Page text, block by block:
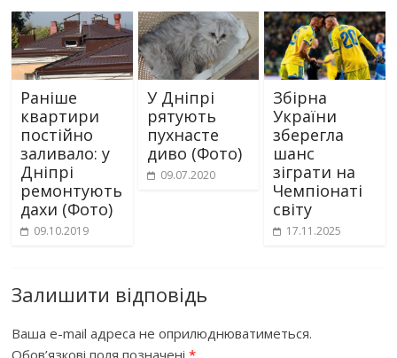
Раніше
квартири
постійно
заливало: у
Дніпрі
ремонтують
дахи (Фото)
09.10.2019
У Дніпрі
рятують
пухнасте
диво (Фото)
09.07.2020
Збірна
України
зберегла
шанс
зіграти на
Чемпіонаті
світу
17.11.2025
Залишити відповідь
Ваша e-mail адреса не оприлюднюватиметься.
Обов’язкові поля позначені*